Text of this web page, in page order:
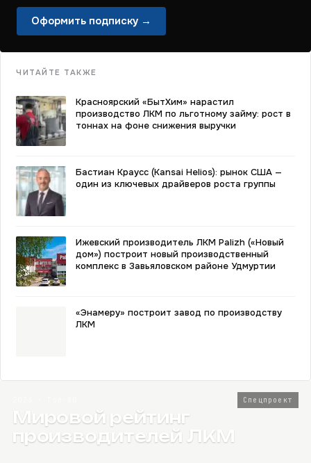
Оформить подписку →
ЧИТАЙТЕ ТАКЖЕ
Красноярский «БытХим» нарастил
производство ЛКМ по льготному займу: рост в
тоннах на фоне снижения выручки
Бастиан Краусс (Kansai Helios): рынок США —
один из ключевых драйверов роста группы
Ижевский производитель ЛКМ Palizh («Новый
дом») построит новый производственный
комплекс в Завьяловском районе Удмуртии
«Энамеру» построит завод по производству
ЛКМ
Спецпроект
Мировой рейтинг
производителей ЛКМ